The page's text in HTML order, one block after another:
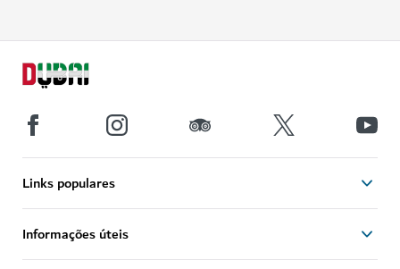
Links populares
Informações úteis